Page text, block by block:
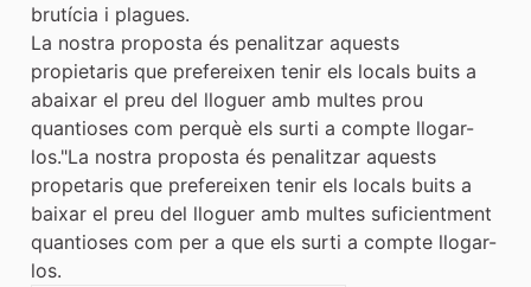
brutícia i plagues.
La nostra proposta és penalitzar aquests
propietaris que prefereixen tenir els locals buits a
abaixar el preu del lloguer amb multes prou
quantioses com perquè els surti a compte llogar-
los."La nostra proposta és penalitzar aquests
propetaris que prefereixen tenir els locals buits a
baixar el preu del lloguer amb multes suficientment
quantioses com per a que els surti a compte llogar-
los.